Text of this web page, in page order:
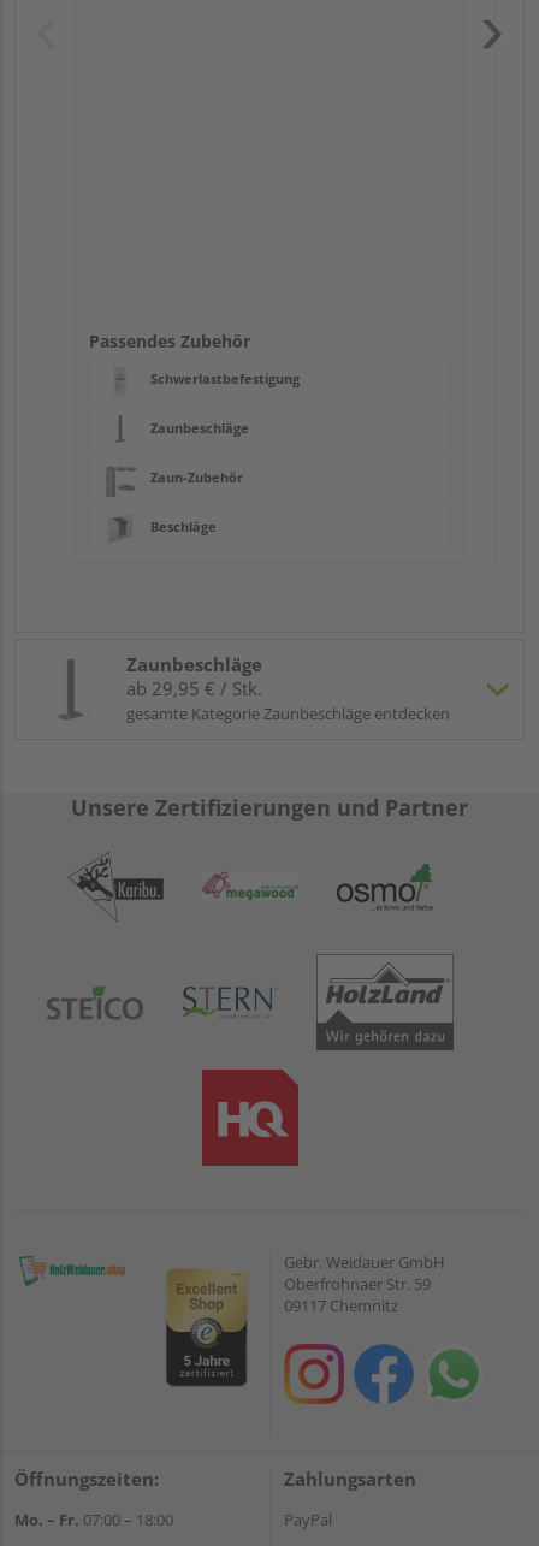
Passendes Zubehör
Schwerlastbefestigung
Zaunbeschläge
Zaun-Zubehör
Beschläge
Zaunbeschläge
ab 29,95 € / Stk.
gesamte Kategorie Zaunbeschläge entdecken
Unsere Zertifizierungen und Partner
Gebr. Weidauer GmbH
Oberfrohnaer Str. 59
09117 Chemnitz
Öffnungszeiten:
Mo. – Fr. 07:00 – 18:00
Zahlungsarten
PayPal